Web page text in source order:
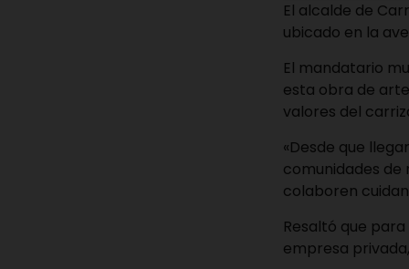
El alcalde de
ubicado en la
El mandatario
esta obra de
valores del
«Desde que
comunidades de
colaboren
Resaltó que
empresa